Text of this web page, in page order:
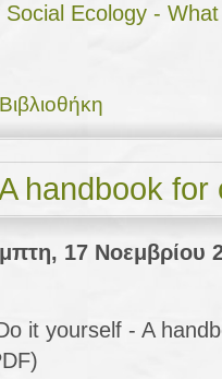
Ecology -
Βιβλιοθήκη
handbook
17 Νοεμβρίου
it yourself - A